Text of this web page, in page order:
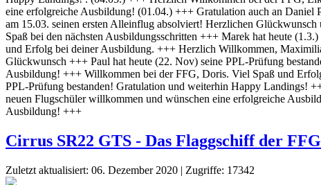
Cirrus SR22 GTS - Das Flaggschiff der FFG
Zuletzt aktualisiert: 06. Dezember 2020 | Zugriffe: 17342